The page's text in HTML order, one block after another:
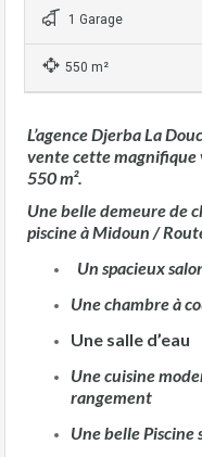
1 Garage
550 m²
L’agence Djerba La
vente cette magnifique
550 m².
Une belle demeure de
piscine à Midoun /
Un spacieux
Une chambre à
Une salle d’eau
Une cuisine
rangement
Une belle Piscine